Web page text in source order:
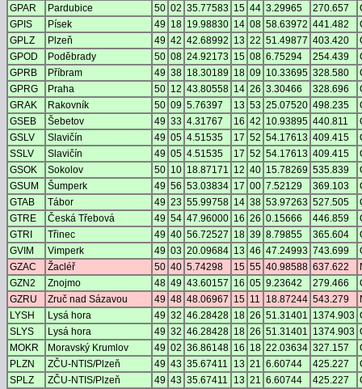
GPAR
Pardubice 50 02 35.77583 15 44 3.29965 270.657
GPIS
Písek 49 18 19.98830 14 08 58.63972 441.482
GPLZ
Plzeň 49 42 42.68992 13 22 51.49877 403.420
GPOD
Poděbrady 50 08 24.92173 15 08 6.75294 254.439
GPRB
Příbram 49 38 18.30189 18 09 10.33695 328.580
GPRG
Praha 50 12 43.80558 14 26 3.30466 328.696
GRAK
Rakovník 50 09 5.76397 13 53 25.07520 498.235
GSEB
Šebetov 49 33 4.31767 16 42 10.93895 440.811
GSLV
Slavičín 49 05 4.51535 17 52 54.17613 409.415
SSLV
Slavičín 49 05 4.51535 17 52 54.17613 409.415
GSOK
Sokolov 50 10 18.87171 12 40 15.78269 535.839
GSUM
Šumperk 49 56 53.03834 17 00 7.52129 369.103
GTAB
Tábor 49 23 55.99758 14 38 53.97263 527.505
GTRE
Česká Třebová 49 54 47.96000 16 26 0.15666 446.859
GTRI
Třinec 49 40 56.72527 18 39 8.79855 365.604
GVIM
Vimperk 49 03 20.09684 13 46 47.24993 743.699
GZAC
Žacléř 50 40 5.74298 15 55 40.98588 637.622
GZN2
Znojmo 48 49 43.60157 16 05 9.23642 279.466
GZRU
Zruč nad Sázavou 49 48 48.06967 15 11 18.87244 543.279
LYSH
Lysá hora 49 32 46.28428 18 26 51.31401 1374.903
SLYS
Lysá hora 49 32 46.28428 18 26 51.31401 1374.903
MOKR
Moravský Krumlov 49 02 36.86148 16 18 22.03634 327.157
PLZN
ZČU-NTIS/Plzeň 49 43 35.67411 13 21 6.60744 425.227
SPLZ
ZČU-NTIS/Plzeň 49 43 35.67411 13 21 6.60744 425.227